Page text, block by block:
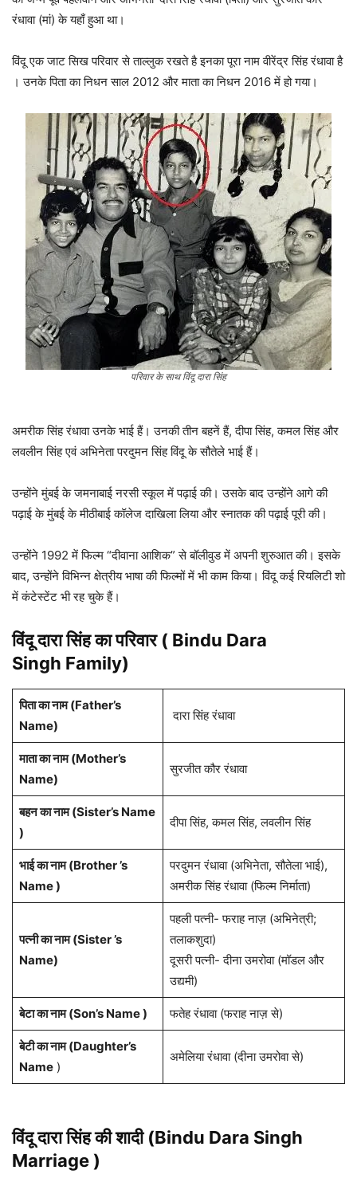
रंधावा (मां) के यहाँ हुआ था।
विंदू एक जाट सिख परिवार से ताल्लुक रखते है इनका पूरा नाम वीरेंद्र सिंह रंधावा है
। उनके पिता का निधन साल 2012 और माता का निधन 2016 में हो गया।
परिवार के साथ विंदू दारा सिंह
अमरीक सिंह रंधावा उनके भाई हैं। उनकी तीन बहनें हैं, दीपा सिंह, कमल सिंह और
लवलीन सिंह एवं अभिनेता परदुमन सिंह विंदू के सौतेले भाई हैं।
उन्होंने मुंबई के जमनाबाई नरसी स्कूल में पढ़ाई की। उसके बाद उन्होंने आगे की
पढ़ाई के मुंबई के मीठीबाई कॉलेज दाखिला लिया और स्नातक की पढ़ाई पूरी की।
उन्होंने 1992 में फिल्म “दीवाना आशिक” से बॉलीवुड में अपनी शुरुआत की। इसके
बाद, उन्होंने विभिन्न क्षेत्रीय भाषा की फिल्मों में भी काम किया। विंदू कई रियलिटी शो
में कंटेस्टेंट भी रह चुके हैं।
विंदू दारा सिंहका परिवार ( Bindu Dara
Singh Family)
पिता का नाम (Father’s
Name)
दारा सिंह रंधावा
माता का नाम (Mother’s
Name)
सुरजीत कौर रंधावा
बहन का नाम (Sister’s Name
)
दीपा सिंह, कमल सिंह, लवलीन सिंह
भाई का नाम (Brother ’s
Name )
परदुमन रंधावा (अभिनेता, सौतेला भाई),
अमरीक सिंह रंधावा (फिल्म निर्माता)
पत्नी का नाम (Sister ’s
Name)
पहली पत्नी- फराह नाज़ (अभिनेत्री;
तलाकशुदा)
दूसरी पत्नी- दीना उमरोवा (मॉडल और
उद्यमी)
बेटा का नाम (Son’s Name ) फतेह रंधावा (फराह नाज़ से)
बेटी का नाम (Daughter’s
Name)
अमेलिया रंधावा (दीना उमरोवा से)
विंदू दारा सिंह कीशादी (Bindu Dara Singh
Marriage )